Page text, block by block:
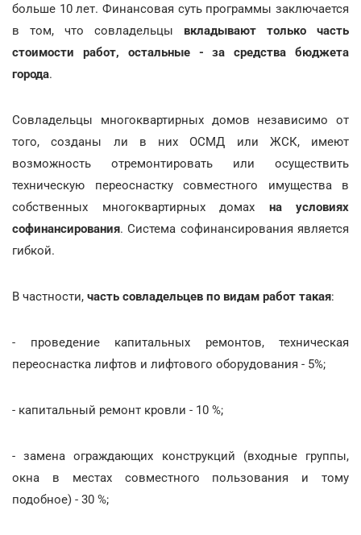
больше 10 лет. Финансовая суть программы заключается
в том, что совладельцы вкладывают только часть
стоимости работ, остальные - за средства бюджета
города.
Совладельцы многоквартирных домов независимо от
того, созданы ли в них ОСМД или ЖСК, имеют
возможность отремонтировать или осуществить
техническую переоснастку совместного имущества в
собственных многоквартирных домах на условиях
софинансирования. Система софинансирования является
гибкой.
В частности, часть совладельцев по видам работ такая:
- проведение капитальных ремонтов, техническая
переоснастка лифтов и лифтового оборудования - 5%;
- капитальный ремонт кровли - 10 %;
- замена ограждающих конструкций (входные группы,
окна в местах совместного пользования и тому
подобное) - 30 %;